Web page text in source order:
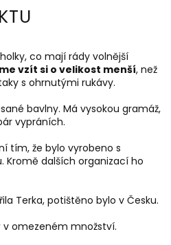
co mají rády volnější
vzít si o velikost menší, než
s ohrnutými rukávy.
bavlny. Má vysokou gramáž,
vypráních.
tím, že bylo vyrobeno s
Kromě dalších organizací ho
Terka, potištěno bylo v Česku.
v omezeném množství.